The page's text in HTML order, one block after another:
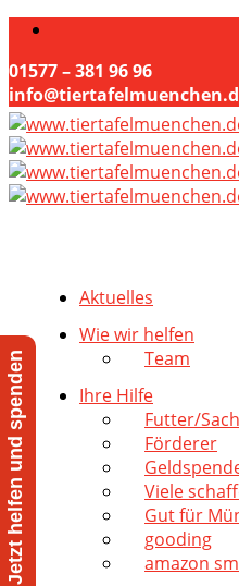
01577 – 381 96 96
Aktuelles
Wie wir helfen
Team
Ihre Hilfe
Futter/
Förderer
Viele
Gut für
gooding
amazon
Jetzt helfen und spenden